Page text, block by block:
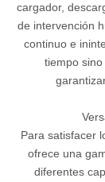
cargador,
de intervención
continuo e
tiempo
Para satisfacer
ofrece una
diferentes